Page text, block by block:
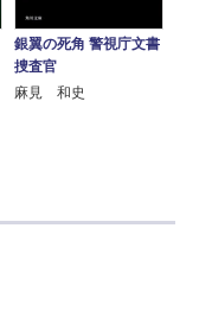
銀翼の死角 警視庁文書
捜査官
麻見 和史